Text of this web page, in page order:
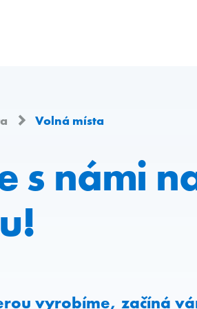
Volná místa
s námi
vyrobíme, začíná